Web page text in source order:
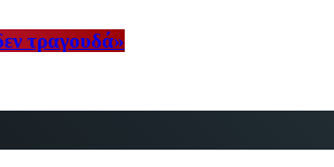
τραγουδά»